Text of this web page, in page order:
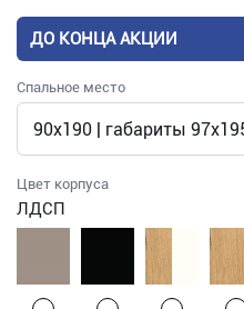
ДО КОНЦА АКЦИИ
Спальное место
Цвет корпуса
ЛДСП